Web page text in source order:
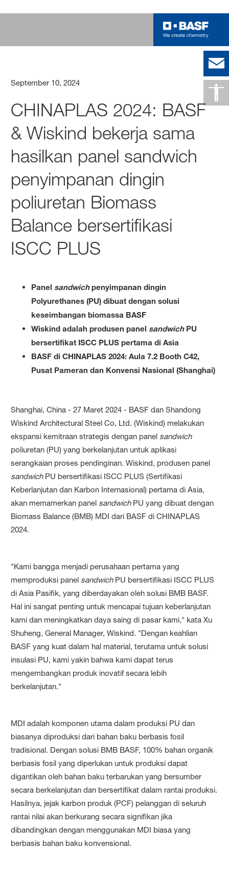
September 10, 2024
CHINAPLAS 2024: BASF
& Wiskind bekerja sama
hasilkan panel sandwich
penyimpanan dingin
poliuretan Biomass
Balance bersertifikasi
ISCC PLUS
Panel sandwichpenyimpanan dingin
Polyurethanes (PU) dibuat dengan solusi
keseimbangan biomassa BASF
Wiskind adalah produsen panel sandwichPU
bersertifikat ISCC PLUS pertama di Asia
BASF di CHINAPLAS 2024: Aula 7.2 Booth C42,
Pusat Pameran dan Konvensi Nasional (Shanghai)
Shanghai, China - 27 Maret 2024 - BASF dan Shandong
Wiskind Architectural Steel Co, Ltd. (Wiskind) melakukan
ekspansi kemitraan strategis dengan panel sandwich
poliuretan (PU) yang berkelanjutan untuk aplikasi
serangkaian proses pendinginan. Wiskind, produsen panel
sandwichPU bersertifikasi ISCC PLUS (Sertifikasi
Keberlanjutan dan Karbon Internasional) pertama di Asia,
akan memamerkan panel sandwichPU yang dibuat dengan
Biomass Balance (BMB) MDI dari BASF di CHINAPLAS
2024.
"Kami bangga menjadi perusahaan pertama yang
memproduksi panel sandwichPU bersertifikasi ISCC PLUS
di Asia Pasifik, yang diberdayakan oleh solusi BMB BASF.
Hal ini sangat penting untuk mencapai tujuan keberlanjutan
kami dan meningkatkan daya saing di pasar kami," kata Xu
Shuheng, General Manager, Wiskind. "Dengan keahlian
BASF yang kuat dalam hal material, terutama untuk solusi
insulasi PU, kami yakin bahwa kami dapat terus
mengembangkan produk inovatif secara lebih
berkelanjutan."
MDI adalah komponen utama dalam produksi PU dan
biasanya diproduksi dari bahan baku berbasis fosil
tradisional. Dengan solusi BMB BASF, 100% bahan organik
berbasis fosil yang diperlukan untuk produksi dapat
digantikan oleh bahan baku terbarukan yang bersumber
secara berkelanjutan dan bersertifikat dalam rantai produksi.
Hasilnya, jejak karbon produk (PCF) pelanggan di seluruh
rantai nilai akan berkurang secara signifikan jika
dibandingkan dengan menggunakan MDI biasa yang
berbasis bahan baku konvensional.